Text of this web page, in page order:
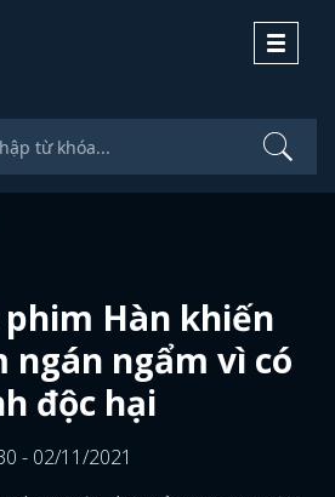
Toggle
Hàn khiến
ngán ngẩm vì có
độc hại
- 02/11/2021